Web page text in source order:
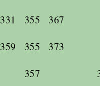
331 355
367
359 355
373
357